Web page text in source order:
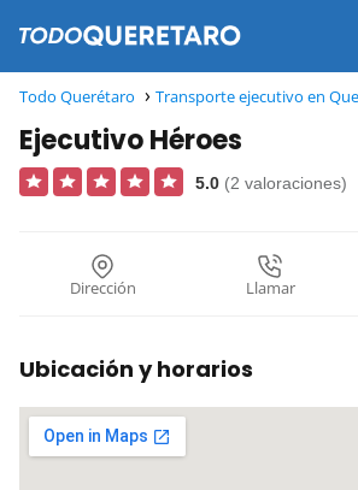
Todo Querétaro Transporte ejecutivo en
Ejecutivo Héroes
5.0 (2 valoraciones)
Dirección Llamar
Ubicación y horarios